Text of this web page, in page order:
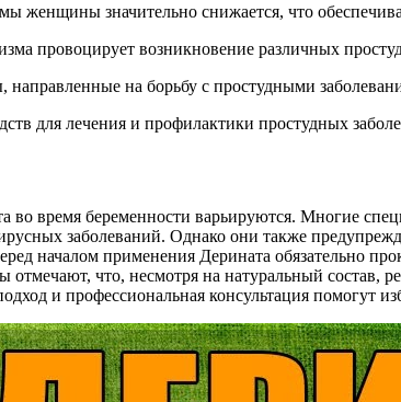
женщины значительно снижается, что
провоцирует возникновение различных
на борьбу с простудными
для лечения и профилактики простудных
время беременности варьируются. Многие
заболеваний. Однако они также
началом применения Дерината обязательно
что, несмотря на натуральный состав,
и профессиональная консультация помогут